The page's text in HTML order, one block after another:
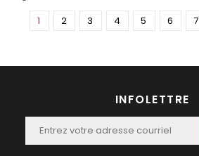
1
2 3 4 5 6 7
INFOLETTRE